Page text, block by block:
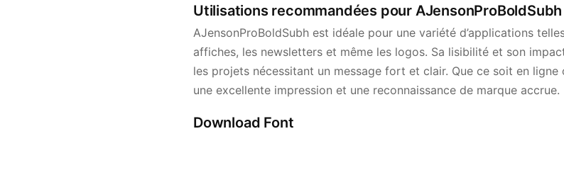
Utilisations recommandées pour AJensonProBoldSubh
AJensonProBoldSubh est idéale pour une variété d’applications
affiches, les newsletters et même les logos. Sa lisibilité et son
les projets nécessitant un message fort et clair. Que ce soit en
une excellente impression et une reconnaissance de marque accrue.
Download Font